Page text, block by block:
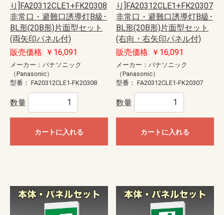
り]FA20312CLE1+FK20308
非常口・避難口誘導灯B級･
BL形(20B形)片面型セット
(両矢印パネル付)
販売価格: ￥16,091
メーカー：パナソニック
（Panasonic）
型番： FA20312CLE1-FK20308
数量
カートに入れる
り]FA20312CLE1+FK20307
非常口・避難口誘導灯B級･
BL形(20B形)片面型セット
(右向・右矢印パネル付)
販売価格: ￥16,091
メーカー：パナソニック
（Panasonic）
型番： FA20312CLE1-FK20307
数量
カートに入れる